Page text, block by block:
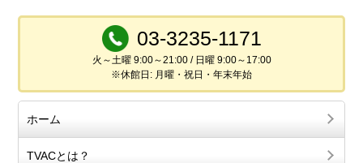
03-3235-1171
火～土曜 9:00～21:00 / 日曜 9:00～17:00
※休館日: 月曜・祝日・年末年始
ホーム
TVACとは？